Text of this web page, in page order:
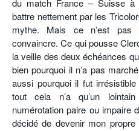
du match France – Suisse
battre nettement par les
mythe. Mais ce n’est pas
convaincre. Ce qui pousse
la veille des deux échéances
bien pourquoi il n’a pas
aussi pourquoi il fut
tout cela n’a qu’un
numérotation paire ou impaire
décidé de devenir mon